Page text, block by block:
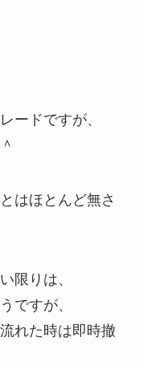
ードですが、
はほとんど無さ
限りは、
ですが、
れた時は即時撤